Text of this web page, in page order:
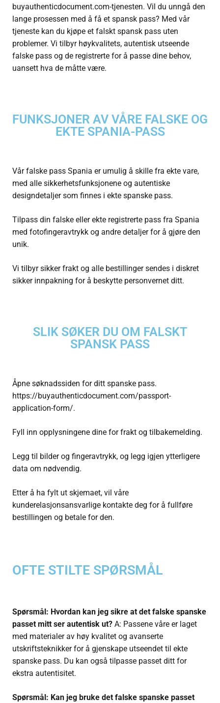
buyauthenticdocument.com-tjenesten. Vil du unngå den
lange prosessen med å få et spansk pass? Med vår
tjeneste kan du kjøpe et falskt spansk pass uten
problemer. Vi tilbyr høykvalitets, autentisk utseende
falske pass og de registrerte for å passe dine behov,
uansett hva de måtte være.
FUNKSJONER AV VÅRE FALSKE OG
EKTE SPANIA-PASS
Vår falske pass Spania er umulig å skille fra ekte vare,
med alle sikkerhetsfunksjonene og autentiske
designdetaljer som finnes i ekte spanske pass.
Tilpass din falske eller ekte registrerte pass fra Spania
med fotofingeravtrykk og andre detaljer for å gjøre den
unik.
Vi tilbyr sikker frakt og alle bestillinger sendes i diskret
sikker innpakning for å beskytte personvernet ditt.
SLIK SØKER DU OM FALSKT
SPANSK PASS
Åpne søknadssiden for ditt spanske pass.
https://buyauthenticdocument.com/passport-
application-form/.
Fyll inn opplysningene dine for frakt og tilbakemelding.
Legg til bilder og fingeravtrykk, og legg igjen ytterligere
data om nødvendig.
Etter å ha fylt ut skjemaet, vil våre
kunderelasjonsansvarlige kontakte deg for å fullføre
bestillingen og betale for den.
OFTE STILTE SPØRSMÅL
Spørsmål: Hvordan kan jeg sikre at det falske spanske
passet mitt ser autentisk ut? A: Passene våre er laget
med materialer av høy kvalitet og avanserte
utskriftsteknikker for å gjenskape utseendet til ekte
spanske pass. Du kan også tilpasse passet ditt for
ekstra autentisitet.
Spørsmål: Kan jeg bruke det falske spanske passet